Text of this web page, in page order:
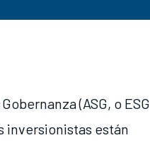
(ASG, o ESG
inversionistas están